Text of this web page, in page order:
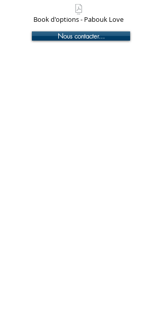
Book d'options - Pabouk Love
Nous contacter...